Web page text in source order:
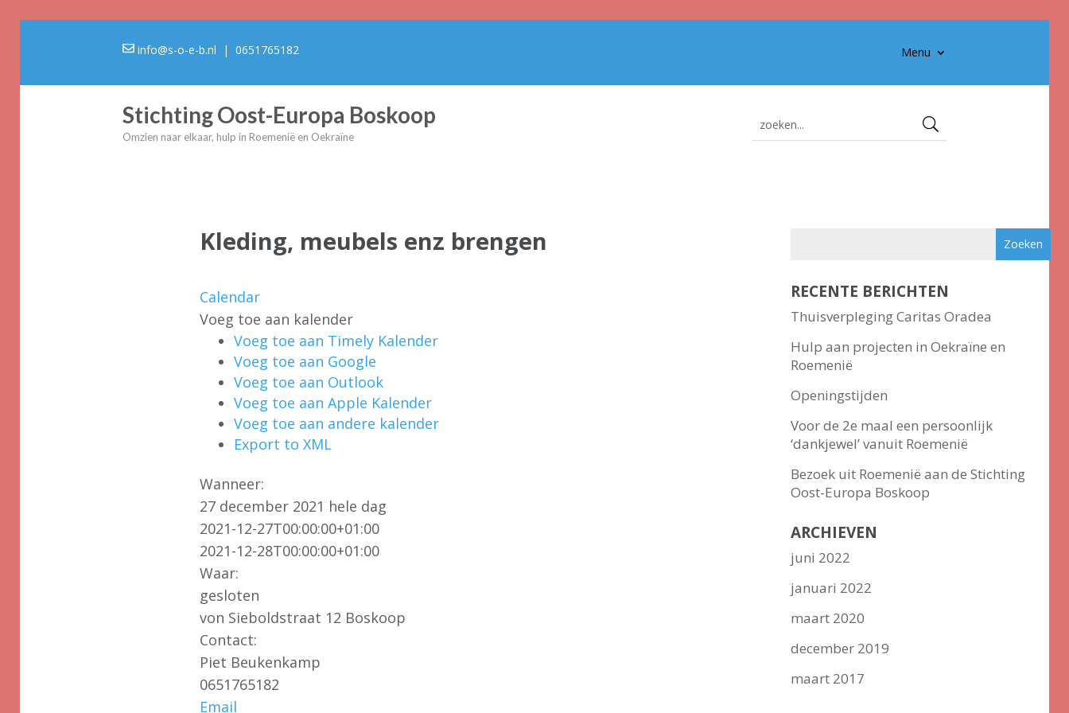
info@s-o-e-b.nl | 0651765182 Menu
Stichting Oost-Europa Boskoop
Omzien naar elkaar, hulp in Roemenië en Oekraïne
Kleding, meubels enz brengen
Calendar
Voeg toe aan kalender
Voeg toe aan Timely Kalender
Voeg toe aan Google
Voeg toe aan Outlook
Voeg toe aan Apple Kalender
Voeg toe aan andere kalender
Export to XML
Wanneer:
27 december 2021 hele dag
2021-12-27T00:00:00+01:00
2021-12-28T00:00:00+01:00
Waar:
gesloten
von Sieboldstraat 12 Boskoop
Contact:
Piet Beukenkamp
0651765182
Email
RECENTE BERICHTEN
Thuisverpleging Caritas Oradea
Hulp aan projecten in Oekraïne en
Roemenië
Openingstijden
Voor de 2e maal een persoonlijk
‘dankjewel’ vanuit Roemenië
Bezoek uit Roemenië aan de Stichting
Oost-Europa Boskoop
ARCHIEVEN
juni 2022
januari 2022
maart 2020
december 2019
maart 2017